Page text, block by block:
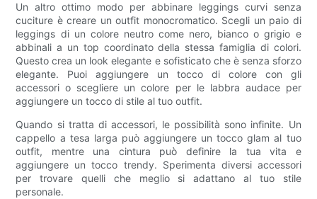
Un altro ottimo modo per abbinare leggings curvi senza
cuciture è creare un outfit monocromatico. Scegli un paio di
leggings di un colore neutro come nero, bianco o grigio e
abbinali a un top coordinato della stessa famiglia di colori.
Questo crea un look elegante e sofisticato che è senza sforzo
elegante. Puoi aggiungere un tocco di colore con gli
accessori o scegliere un colore per le labbra audace per
aggiungere un tocco di stile al tuo outfit.
Quando si tratta di accessori, le possibilità sono infinite. Un
cappello a tesa larga può aggiungere un tocco glam al tuo
outfit, mentre una cintura può definire la tua vita e
aggiungere un tocco trendy. Sperimenta diversi accessori
per trovare quelli che meglio si adattano al tuo stile
personale.